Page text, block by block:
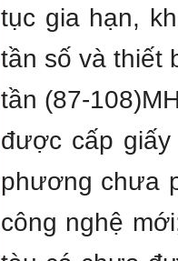
tục gia hạn,
tần số và thiết
tần (87-
được cấp
phương chưa
công nghệ